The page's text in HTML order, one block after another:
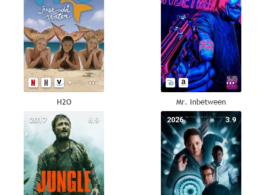
H2O Mr. Inbetween
6.9
2017 3.9
2026